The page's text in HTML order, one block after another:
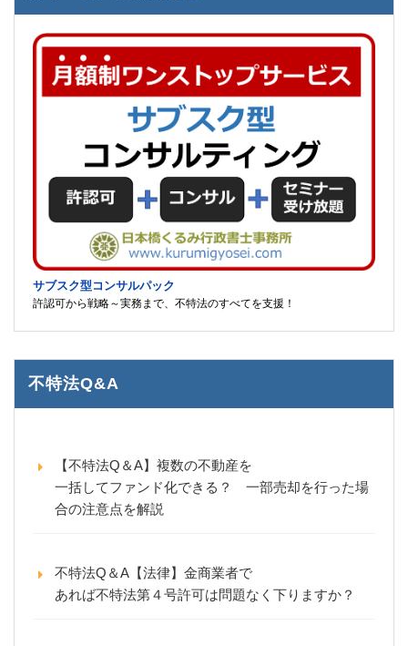
サブスク型コンサルパック
許認可から戦略～実務まで、不特法のすべてを支援！
不特法Q&A
【不特法Q＆A】複数の不動産を
一括してファンド化できる？ 一部売却を行った場
合の注意点を解説
不特法Q＆A【法律】金商業者で
あれば不特法第４号許可は問題なく下りますか？